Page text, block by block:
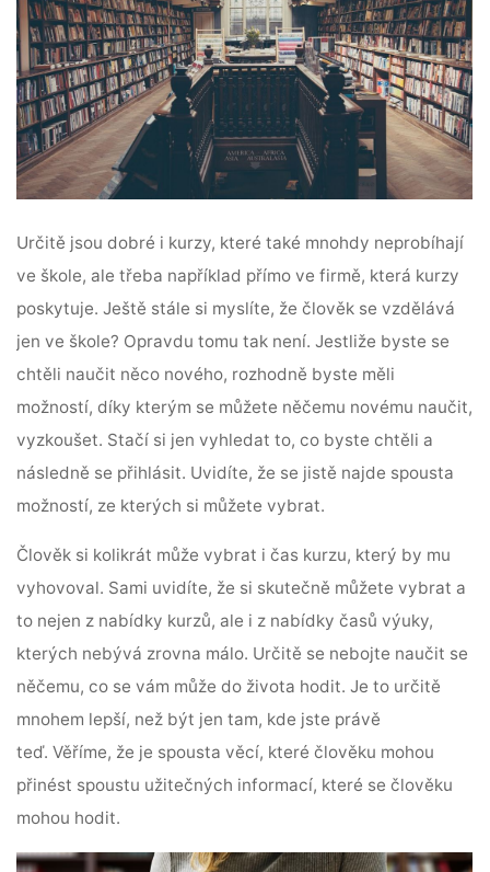
Určitě jsou dobré i kurzy, které také mnohdy neprobíhají
ve škole, ale třeba například přímo ve firmě, která kurzy
poskytuje.Ještě stále si myslíte, že člověk se vzdělává
jen ve škole? Opravdu tomu tak není.Jestliže byste se
chtěli naučit něco nového, rozhodně byste měli
možností, díky kterým se můžete něčemu novému naučit,
vyzkoušet. Stačí si jen vyhledat to, co byste chtěli a
následně se přihlásit. Uvidíte, že se jistě najde spousta
možností, ze kterých si můžete vybrat.
Člověk si kolikrát může vybrat i čas kurzu, který by mu
vyhovoval. Sami uvidíte, že si skutečně můžete vybrat a
to nejen z nabídky kurzů, ale i z nabídky časů výuky,
kterých nebývá zrovna málo. Určitě se nebojte naučit se
něčemu, co se vám může do života hodit. Je to určitě
mnohem lepší, než být jen tam, kde jste právě
teď.Věříme, že je spousta věcí, které člověku mohou
přinést spoustu užitečných informací, které se člověku
mohou hodit.